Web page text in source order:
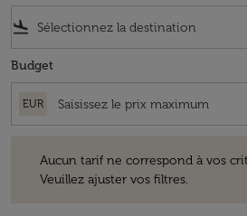
flight_land
Budget
EUR
Aucun tarif ne correspond à vos
Veuillez ajuster vos filtres.